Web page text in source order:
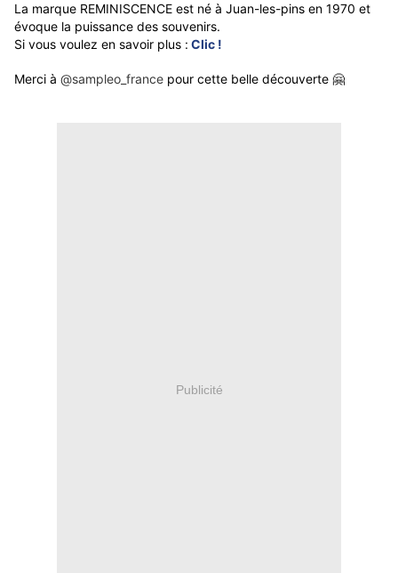
La marque REMINISCENCE est né à Juan-les-pins en 1970 et
évoque la puissance des souvenirs.
Si vous voulez en savoir plus : Clic !
Merci à @sampleo_france pour cette belle découverte 🤗
Publicité